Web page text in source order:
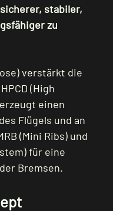
stabiler,
zu
verstärkt die
(High
einen
Flügels und an
(Mini Ribs) und
für eine
Bremsen.